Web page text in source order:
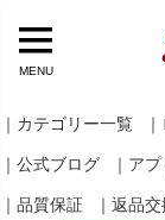
MENU
｜カテゴリー一覧
｜公式ブログ ｜アプ
｜品質保証 ｜返品